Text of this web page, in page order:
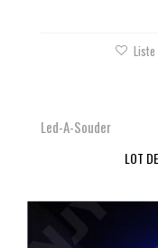
Led-A-Souder
LOT